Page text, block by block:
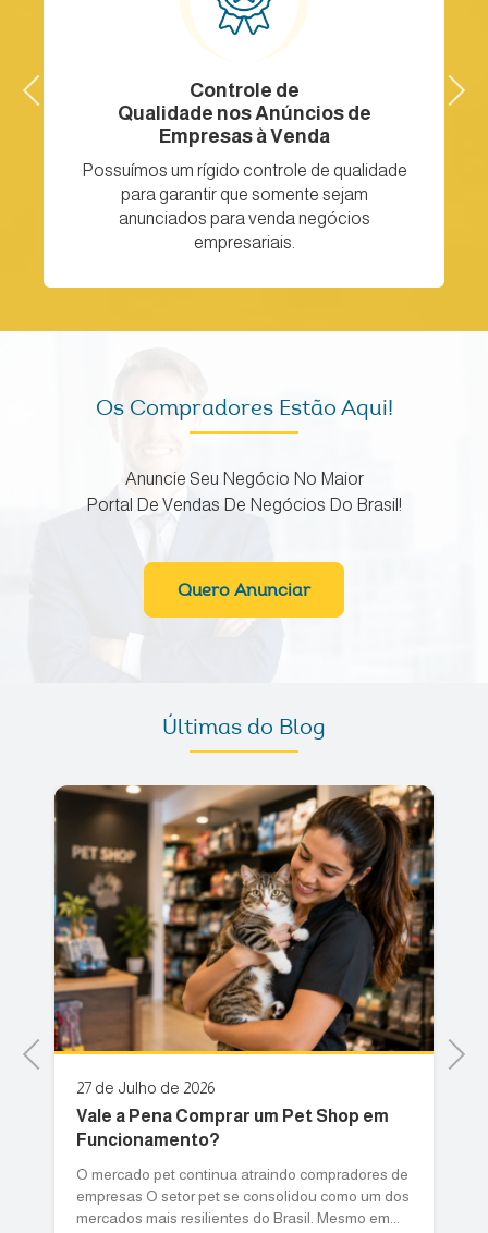
Previous
Facilidade para
Comprar uma Empresa
Devido a grande quantidade de anúncios de
empresas à venda aqui na Quero um
Negócio, você pode realizar a compra de
uma empresa de forma simples e rápida.
Next
Os Compradores Estão Aqui!
Anuncie Seu Negócio No Maior
Portal De Vendas De Negócios Do Brasil!
Quero Anunciar
Últimas do Blog
Previous
20 de Julho de 2026
Por que vale a pena comprar uma
marmoraria? O guia definitivo...
O setor de construção civil e design de interiores
no Brasil tem demonstrado uma resiliência
notável. Mesmo diante de oscilações...
Next